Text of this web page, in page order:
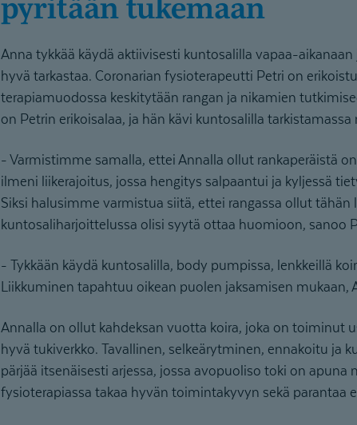
pyritään tukemaan
Anna tykkää käydä aktiivisesti kuntosalilla vapaa-
hyvä tarkastaa. Coronarian fysioterapeutti Petri on
terapiamuodossa keskitytään rangan ja nikamien
on Petrin erikoisalaa, ja hän kävi kuntosalilla
- Varmistimme samalla, ettei Annalla ollut rankaperäistä
ilmeni liikerajoitus, jossa hengitys salpaantui ja kyljessä
Siksi halusimme varmistua siitä, ettei rangassa ollut
kuntosaliharjoittelussa olisi syytä ottaa huomioon, sanoo
- Tykkään käydä kuntosalilla, body pumpissa, lenkkeillä
Liikkuminen tapahtuu oikean puolen jaksamisen mukaan,
Annalla on ollut kahdeksan vuotta koira, joka on toiminut
hyvä tukiverkko. Tavallinen, selkeärytminen, ennakoitu ja
pärjää itsenäisesti arjessa, jossa avopuoliso toki on apuna
fysioterapiassa takaa hyvän toimintakyvyn sekä parantaa